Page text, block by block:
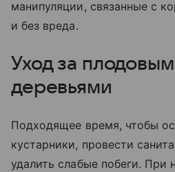
манипуляции, связанные с
и без вреда.
Уход за
деревьями
Подходящее время, чтобы
кустарники, провести
удалить слабые побеги. При